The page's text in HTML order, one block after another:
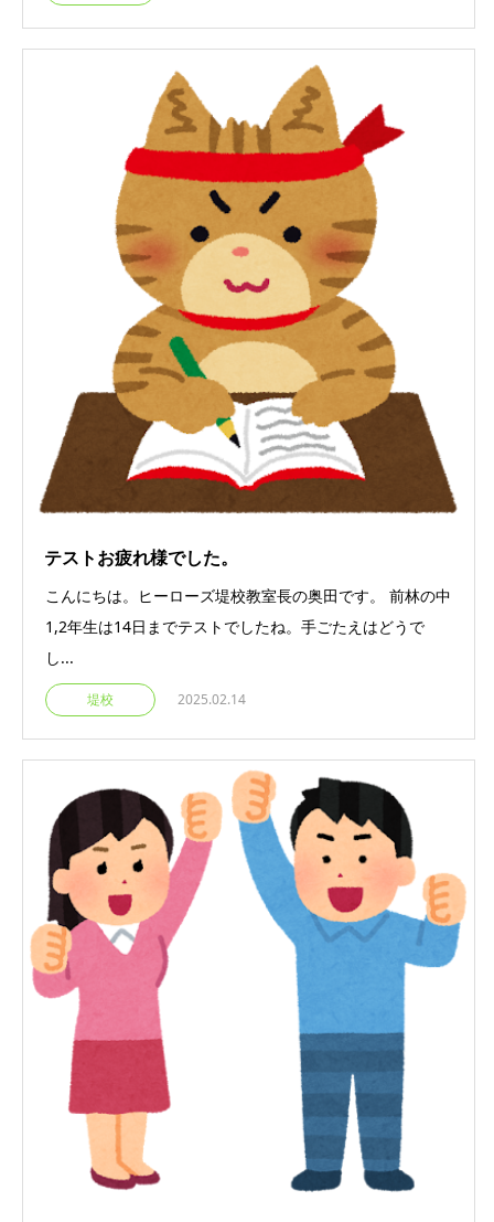
テストお疲れ様でした。
こんにちは。ヒーローズ堤校教室長の奥田です。 前林の中
1,2年生は14日までテストでしたね。手ごたえはどうで
し...
堤校 2025.02.14